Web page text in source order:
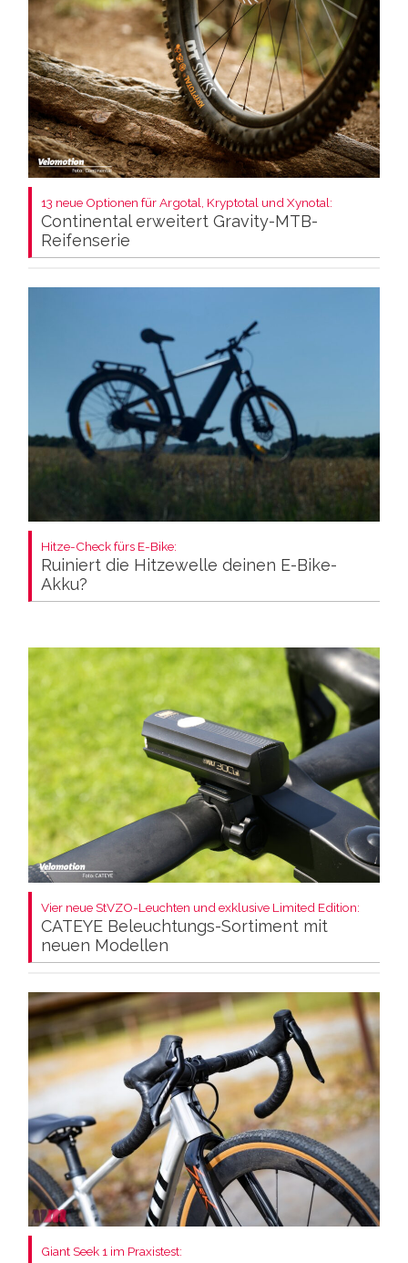
13 neue Optionen für Argotal, Kryptotal und Xynotal:
Continental erweitert Gravity-MTB-
Reifenserie
Hitze-Check fürs E-Bike:
Ruiniert die Hitzewelle deinen E-Bike-
Akku?
Vier neue StVZO-Leuchten und exklusive Limited Edition:
CATEYE Beleuchtungs-Sortiment mit
neuen Modellen
Giant Seek 1 im Praxistest: